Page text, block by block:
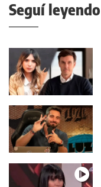
Seguí leyendo